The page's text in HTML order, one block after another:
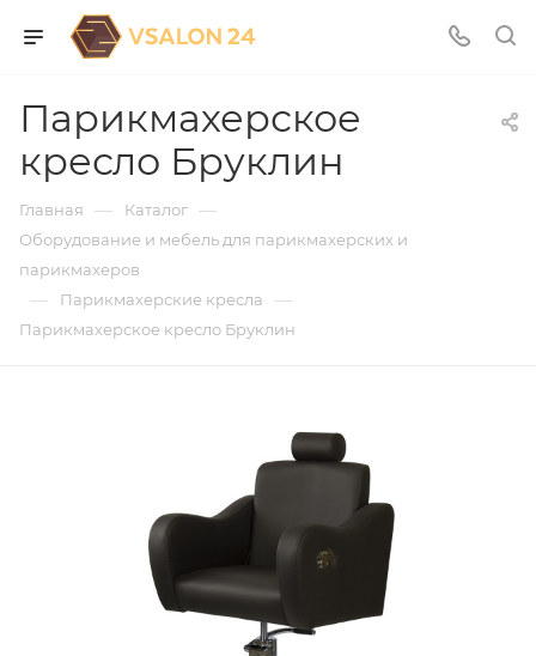
Парикмахерское
кресло Бруклин
Главная — Каталог —
Оборудование и мебель для парикмахерских и
парикмахеров
— Парикмахерские кресла —
Парикмахерское кресло Бруклин